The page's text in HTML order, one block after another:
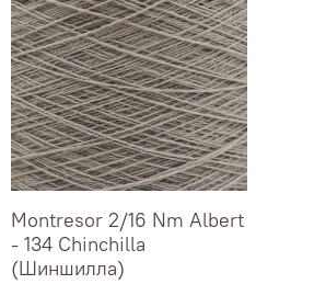
Montresor 2/16 Nm Albert
- 134 Chinchilla
(Шиншилла)